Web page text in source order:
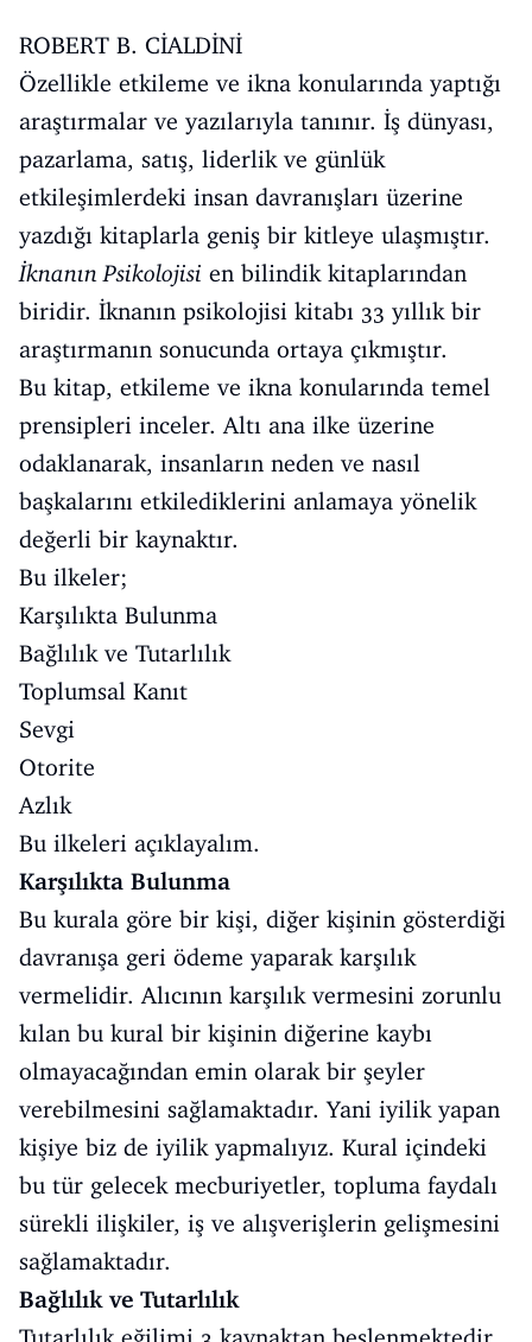
ROBERT B. CİALDİNİ
Özellikle etkileme ve ikna konularında yaptığı
araştırmalar ve yazılarıyla tanınır. İş dünyası,
pazarlama, satış, liderlik ve günlük
etkileşimlerdeki insan davranışları üzerine
yazdığı kitaplarla geniş bir kitleye ulaşmıştır.
İknanın Psikolojisi en bilindik kitaplarından
biridir. İknanın psikolojisi kitabı 33 yıllık bir
araştırmanın sonucunda ortaya çıkmıştır.
Bu kitap, etkileme ve ikna konularında temel
prensipleri inceler. Altı ana ilke üzerine
odaklanarak, insanların neden ve nasıl
başkalarını etkilediklerini anlamaya yönelik
değerli bir kaynaktır.
Bu ilkeler;
Karşılıkta Bulunma
Bağlılık ve Tutarlılık
Toplumsal Kanıt
Sevgi
Otorite
Azlık
Bu ilkeleri açıklayalım.
Karşılıkta Bulunma
Bu kurala göre bir kişi, diğer kişinin gösterdiği
davranışa geri ödeme yaparak karşılık
vermelidir. Alıcının karşılık vermesini zorunlu
kılan bu kural bir kişinin diğerine kaybı
olmayacağından emin olarak bir şeyler
verebilmesini sağlamaktadır. Yani iyilik yapan
kişiye biz de iyilik yapmalıyız. Kural içindeki
bu tür gelecek mecburiyetler, topluma faydalı
sürekli ilişkiler, iş ve alışverişlerin gelişmesini
sağlamaktadır.
Bağlılık ve Tutarlılık